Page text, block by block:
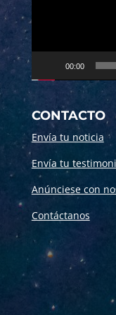
00:00
CONTACTO
Envía tu noticia
Envía tu
Anúnciese con
Contáctanos